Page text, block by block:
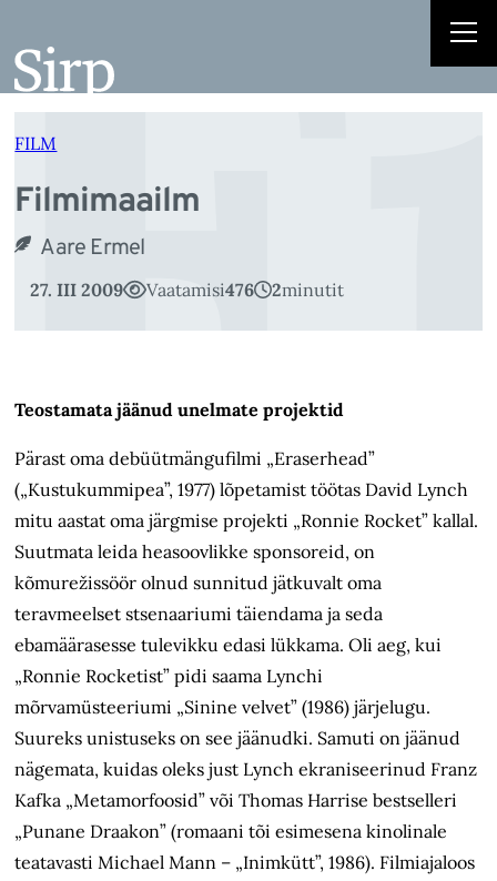
juurde
FILM
Filmimaailm
Aare Ermel
27. III 2009 Vaatamisi476 2minutit
Teostamata jäänud unelmate projektid
Pärast oma debüütmängufilmi „Eraserhead”
(„Kustukummipea”, 1977) lõpetamist töötas David Lynch
mitu aastat oma järgmise projekti „Ronnie Rocket” kallal.
Suutmata leida heasoovlikke sponsoreid, on
kõmurežissöör olnud sunnitud jätkuvalt oma
teravmeelset stsenaariumi täiendama ja seda
ebamäärasesse tulevikku edasi lükkama. Oli aeg, kui
„Ronnie Rocketist” pidi saama Lynchi
mõrvamüsteeriumi „Sinine velvet” (1986) järjelugu.
Suureks unistuseks on see jäänudki. Samuti on jäänud
nägemata, kuidas oleks just Lynch ekraniseerinud Franz
Kafka „Metamorfoosid” või Thomas Harrise bestselleri
„Punane Draakon” (romaani tõi esimesena kinolinale
teatavasti Michael Mann – „Inimkütt”, 1986). Filmiajaloos